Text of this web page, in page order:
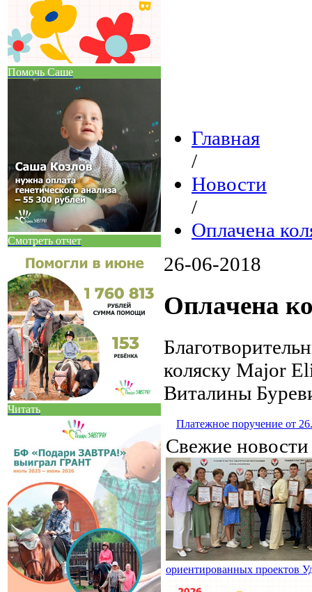
Помочь Саше
Смотреть отчет
Читать
Главная
/
Новости
/
Оплачена
26-06-2018
Оплачена
коляску Major
Виталины
Платежное поручение от
Свежие
ориентированных проектов